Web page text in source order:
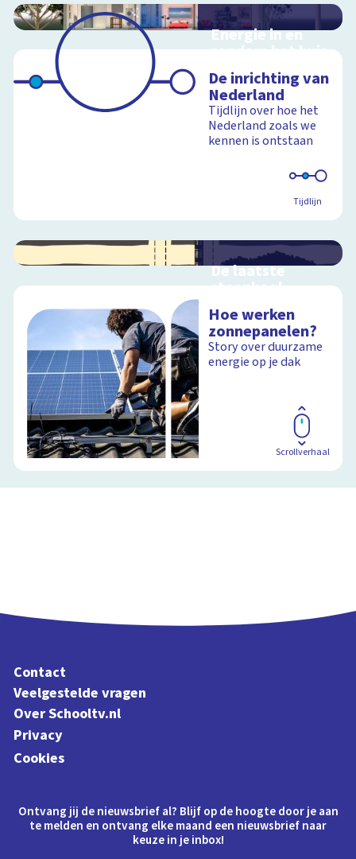
Energie in en
rondom het huis
schoolplaat in en
rondom het huis
De inrichting van
Nederland
Tijdlijn over hoe het
Nederland zoals we
kennen is ontstaan
Tijdlijn
De laatste
steenkool
meer uit de
Limburgse
steenkoolmijnen
Schoolplaat
Hoe werken
zonnepanelen?
Story over duurzame
energie op je dak
Scrollverhaal
Contact
Veelgestelde vragen
Over Schooltv.nl
Privacy
Cookies
Ontvang jij de nieuwsbrief al? Blijf op de hoogte door je aan
te melden en ontvang elke maand een nieuwsbrief naar
keuze in je inbox!